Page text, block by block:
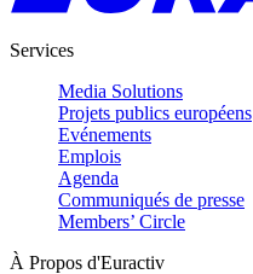
Services
Media Solutions
Projets publics européens
Evénements
Emplois
Agenda
Communiqués de presse
Members’ Circle
À Propos d'Euractiv